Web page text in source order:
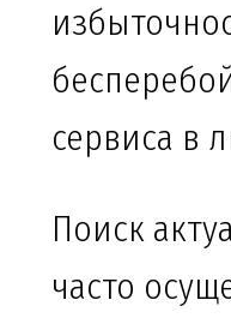
сервиса в
Поиск
часто